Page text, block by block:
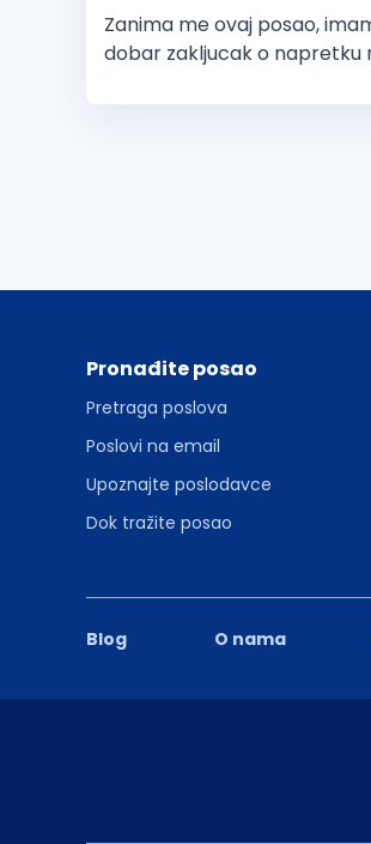
Zanima me ovaj posao,
dobar zakljucak o napretku
Blog O nama
Pronađite posao
Pretraga poslova
Poslovi na email
Upoznajte poslodavce
Dok tražite posao